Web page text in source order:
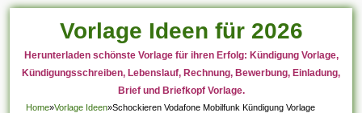
Vorlage Ideen für 2026
Herunterladen schönste Vorlage für ihren Erfolg: Kündigung Vorlage,
Kündigungsschreiben, Lebenslauf, Rechnung, Bewerbung, Einladung,
Brief und Briefkopf Vorlage.
Home»Vorlage Ideen»Schockieren Vodafone Mobilfunk Kündigung Vorlage